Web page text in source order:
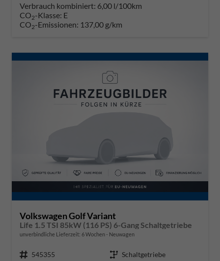
Verbrauch kombiniert: 6,00 l/100km
CO2-Klasse: E
CO2-Emissionen: 137,00 g/km
Volkswagen Golf Variant
Life 1.5 TSI 85kW (116 PS) 6-Gang Schaltgetriebe
unverbindliche Lieferzeit: 6 Wochen Neuwagen
Fahrzeugnr. 545355 Getriebe Schaltgetriebe